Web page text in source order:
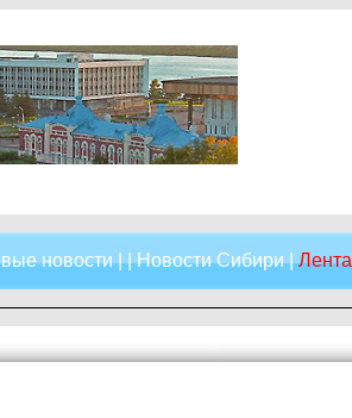
новости| |Новости Сибири|